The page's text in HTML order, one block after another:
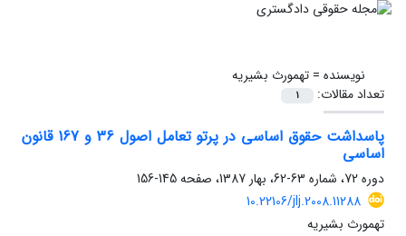
نویسنده =تهمورث بشیریه
تعداد مقالات:
1
پاسداشت حقوق اساسی در پرتو تعامل اصول 36 و 167 قانون
اساسی
دوره 72، شماره 63-62، بهار 1387، صفحه
145-156
10.22106/jlj.2008.11288
تهمورث بشیریه